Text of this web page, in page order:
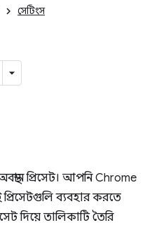
সেটিংস
প্রিসেট। আপনি Chrome
ব্যবহার করতে
দিয়ে তালিকাটি তৈরি